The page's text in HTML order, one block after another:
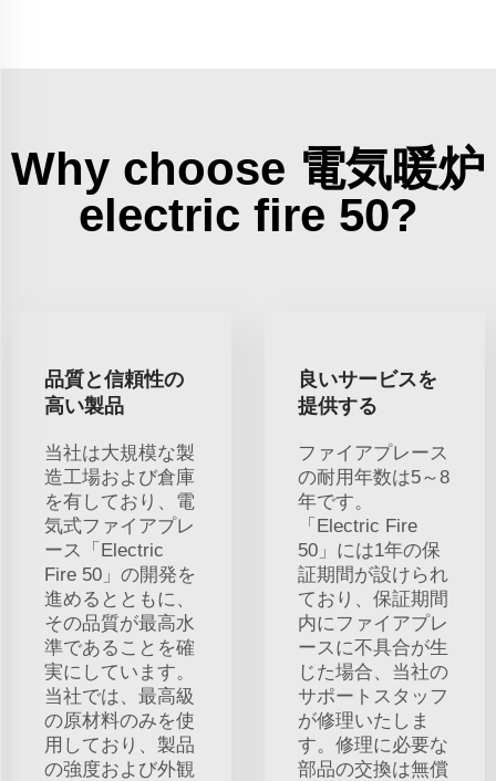
Why choose 電気暖炉
electric fire 50?
品質と信頼性の
高い製品
当社は大規模な製
造工場および倉庫
を有しており、電
気式ファイアプレ
ース「Electric
Fire 50」の開発を
進めるとともに、
その品質が最高水
準であることを確
実にしています。
当社では、最高級
の原材料のみを使
用しており、製品
の強度および外観
良いサービスを
提供する
ファイアプレース
の耐用年数は5～8
年です。
「Electric Fire
50」には1年の保
証期間が設けられ
ており、保証期間
内にファイアプレ
ースに不具合が生
じた場合、当社の
サポートスタッフ
が修理いたしま
す。修理に必要な
部品の交換は無償